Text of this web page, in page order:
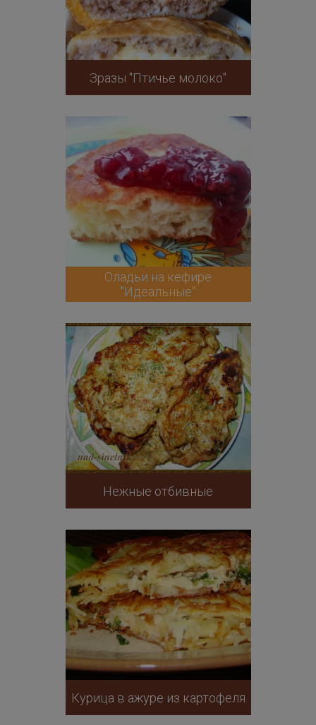
Зразы "Птичье молоко"
Оладьи на кефире
"Идеальные"
Нежные отбивные
Курица в ажуре из картофеля